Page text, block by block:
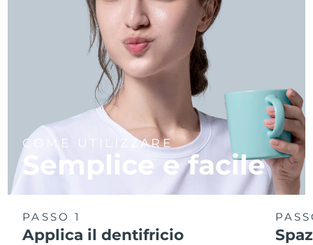
COME UTILIZZARE
Semplice e facile
PASSO 1
Applica il dentifricio